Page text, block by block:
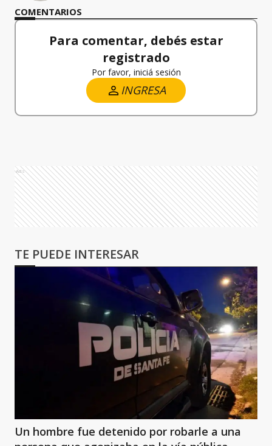
COMENTARIOS
Para comentar, debés estar
registrado
Por favor, iniciá sesión
INGRESA
Ads
TE PUEDE INTERESAR
Un hombre fue detenido por robarle a una